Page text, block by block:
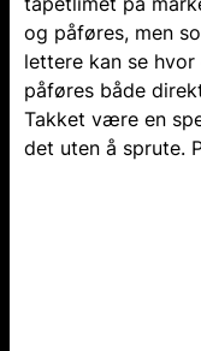
og påføres, men
lettere kan se
påføres både
Takket være en
det uten å sprute.